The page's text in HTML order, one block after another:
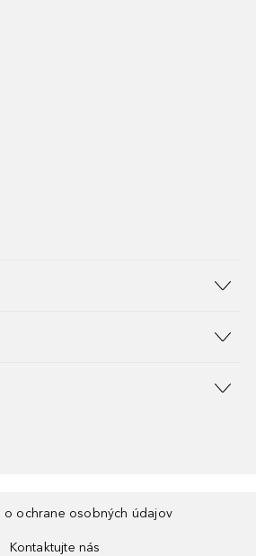
o ochrane osobných údajov
Kontaktujte nás